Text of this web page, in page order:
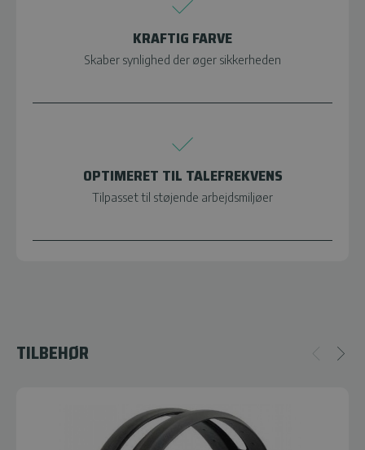
KRAFTIG FARVE
Skaber synlighed der øger sikkerheden
OPTIMERET TIL TALEFREKVENS
Tilpasset til støjende arbejdsmiljøer
TILBEHØR